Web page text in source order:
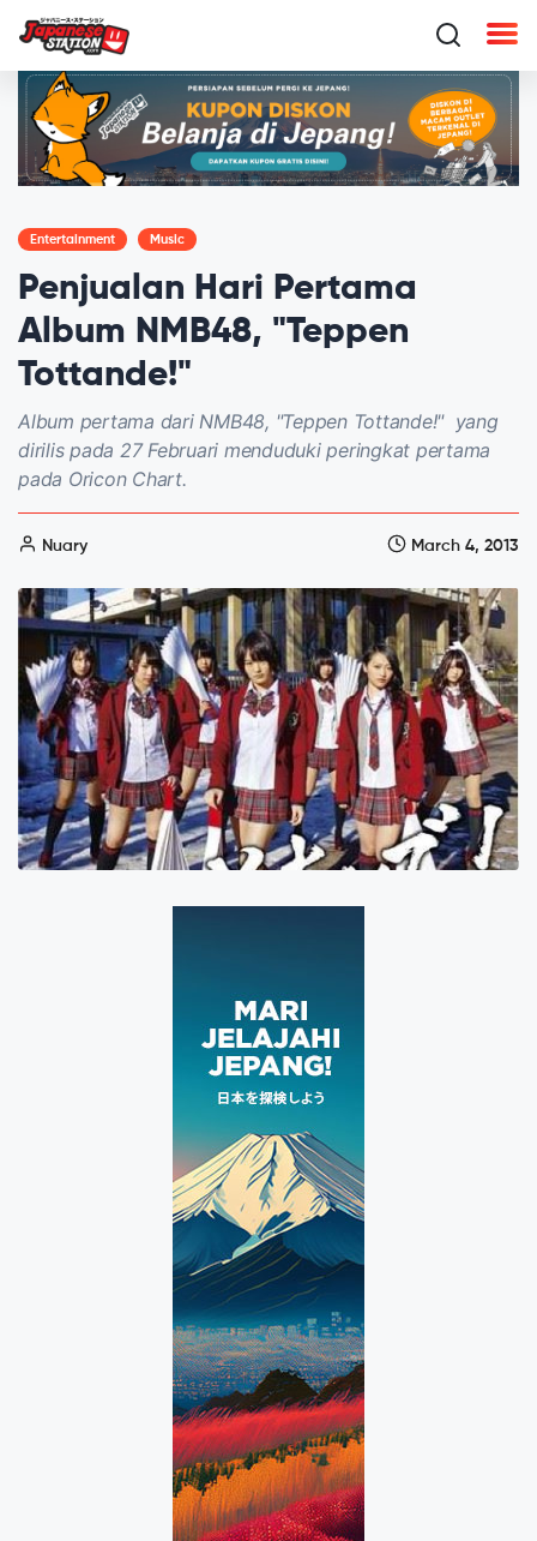
Entertainment Music
Penjualan Hari Pertama
Album NMB48, "Teppen
Tottande!"
Album pertama dari NMB48, "Teppen Tottande!" yang
dirilis pada 27 Februari menduduki peringkat pertama
pada Oricon Chart.
Nuary March 4, 2013